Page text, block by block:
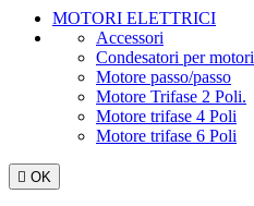
MOTORI ELETTRICI
Accessori
Condesatori per motori
Motore passo/passo
Motore Trifase 2 Poli.
Motore trifase 4 Poli
Motore trifase 6 Poli
 OK